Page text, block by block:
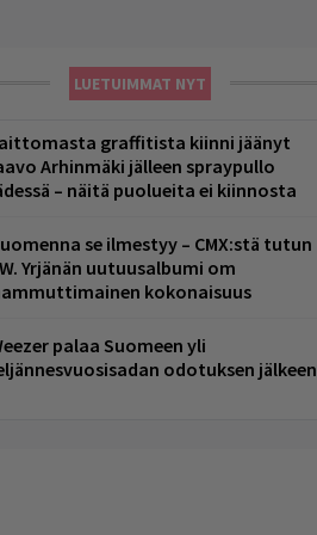
LUETUIMMAT NYT
graffitista kiinni jäänyt
Arhinmäki jälleen spraypullo
– näitä puolueita ei kiinnosta
se ilmestyy – CMX:stä tutun
Yrjänän uutuusalbumi om
kokonaisuus
palaa Suomeen yli
odotuksen jälkeen